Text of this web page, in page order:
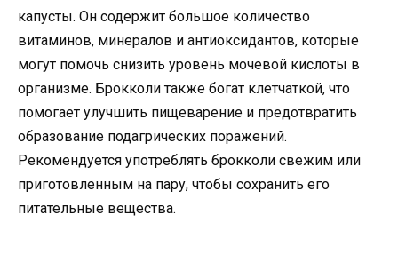
капусты. Он содержит большое количество
витаминов, минералов и антиоксидантов, которые
могут помочь снизить уровень мочевой кислоты в
организме. Брокколи также богат клетчаткой, что
помогает улучшить пищеварение и предотвратить
образование подагрических поражений.
Рекомендуется употреблять брокколи свежим или
приготовленным на пару, чтобы сохранить его
питательные вещества.